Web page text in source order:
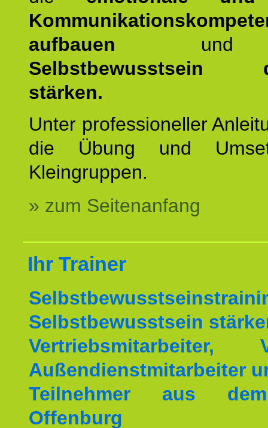
aufbauen
Selbstbewusstsein
stärken.
Unter professioneller
die Übung und
Kleingruppen.
» zum Seitenanfang
Ihr Trainer
Selbstbewusstsein
Vertriebsmitarbeiter,
Außendienstmitarbeiter
Teilnehmer aus
Offenburg